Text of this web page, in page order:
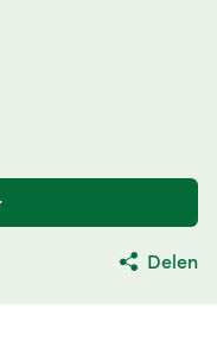
Delen